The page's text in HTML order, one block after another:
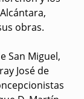
obras.
San Miguel,
José de